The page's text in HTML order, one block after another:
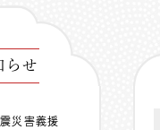
らせ
災害義援